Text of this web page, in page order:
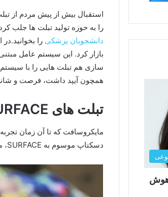
استقبال بیش از پیش مردم از
را به حوزه تولید تبلت ها جلب
دانشجویان پزشکی
سازی هم تبلت هایی را با سیستم
همچون آیپد داشت، فرصت و
تبلت های SURFACE
مایکروسافت که تا آن زمان
دسکتاپ موسوم به SURFACE، مسیر جدیدی را برای خود و همچنین فعالان این بازار ترسیم کرد.
هوش